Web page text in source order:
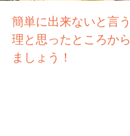
簡単に出来ないと言
理と思ったところか
ましょう！